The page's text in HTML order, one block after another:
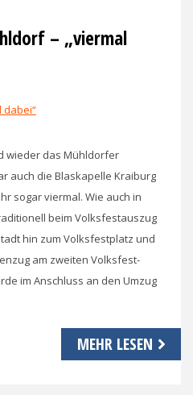
– „viermal
wieder das Mühldorfer
auch die Blaskapelle Kraiburg
sogar viermal. Wie auch in
beim Volksfestauszug
hin zum Volksfestplatz und
am zweiten Volksfest-
im Anschluss an den Umzug
MEHR LESEN